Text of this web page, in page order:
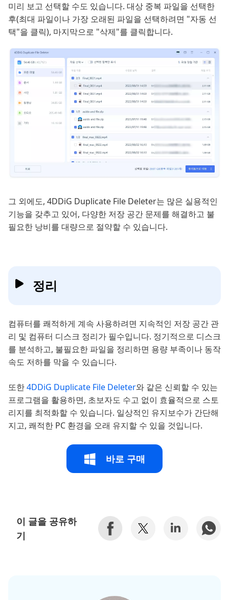
미리 보고 선택할 수도 있습니다. 대상 중복 파일을 선택한
후(최대 파일이나 가장 오래된 파일을 선택하려면 "자동 선
택"을 클릭), 마지막으로 "삭제"를 클릭합니다.
그 외에도, 4DDiG Duplicate File Deleter는 많은 실용적인
기능을 갖추고 있어, 다양한 저장 공간 문제를 해결하고 불
필요한 낭비를 대량으로 절약할 수 있습니다.
정리
컴퓨터를 쾌적하게 계속 사용하려면 지속적인 저장 공간 관
리 및 컴퓨터 디스크 정리가 필수입니다. 정기적으로 디스크
를 분석하고, 불필요한 파일을 정리하면 용량 부족이나 동작
속도 저하를 막을 수 있습니다.
또한4DDiG Duplicate File Deleter와 같은 신뢰할 수 있는
프로그램을 활용하면, 초보자도 수고 없이 효율적으로 스토
리지를 최적화할 수 있습니다. 일상적인 유지보수가 간단해
지고, 쾌적한 PC 환경을 오래 유지할 수 있을 것입니다.
바로 구매
이 글을 공유하
기